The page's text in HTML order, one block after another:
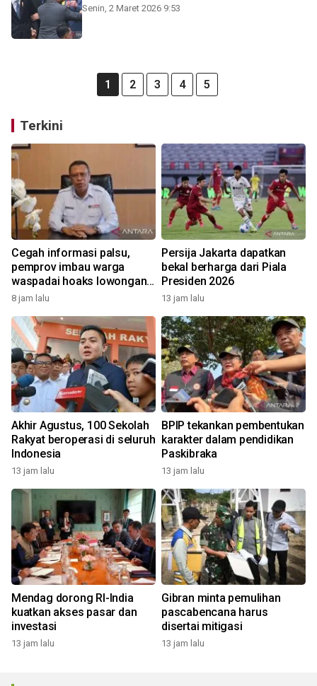
Senin, 2 Maret 2026 9:53
1 2 3 4 5
Terkini
Cegah informasi palsu,
pemprov imbau warga
waspadai hoaks lowongan
kerja Blok Masela
8 jam lalu
Persija Jakarta dapatkan
bekal berharga dari Piala
Presiden 2026
13 jam lalu
Akhir Agustus, 100 Sekolah
Rakyat beroperasi di seluruh
Indonesia
13 jam lalu
BPIP tekankan pembentukan
karakter dalam pendidikan
Paskibraka
13 jam lalu
Mendag dorong RI-India
kuatkan akses pasar dan
investasi
13 jam lalu
Gibran minta pemulihan
pascabencana harus
disertai mitigasi
13 jam lalu